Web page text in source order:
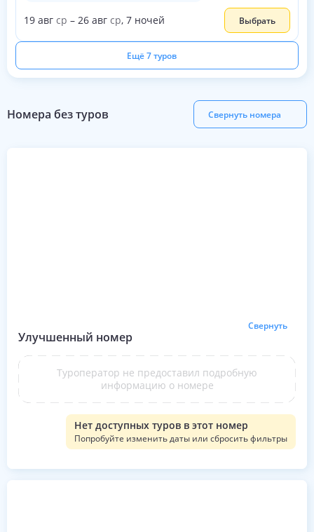
19 авг ср – 26 авг ср, 7 ночей Выбрать
Ещё 7 туров
Номера без туров Свернуть номера
Улучшенный номер
Свернуть
Туроператор не предоставил подробную
информацию о номере
Нет доступных туров в этот номер
Попробуйте изменить даты или сбросить фильтры